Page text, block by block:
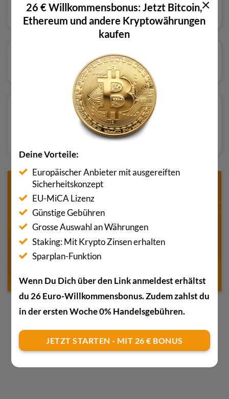
Read review
26 € Willkommensbonus: Jetzt Bitcoin,
Ethereum und andere Kryptowährungen
kaufen
Deine Vorteile:
Europäischer Anbieter mit ausgereiften
Sicherheitskonzept
EU-MiCA Lizenz
Günstige Gebühren
Grosse Auswahl an Währungen
Staking: Mit Krypto Zinsen erhalten
Sparplan-Funktion
Wenn Du Dich über den Link anmeldest erhältst
du 26 Euro-Willkommensbonus. Zudem zahlst du
in der ersten Woche 0% Handelsgebühren.
JETZT STARTEN - MIT 26 € BONUS
×